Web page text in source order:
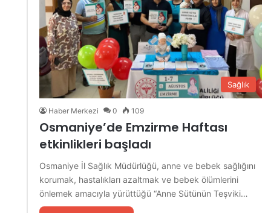
Sağlık
Haber Merkezi 0 109
Osmaniye’de Emzirme Haftası
etkinlikleri başladı
Osmaniye İl Sağlık Müdürlüğü, anne ve bebek sağlığını
korumak, hastalıkları azaltmak ve bebek ölümlerini
önlemek amacıyla yürüttüğü “Anne Sütünün Teşviki…